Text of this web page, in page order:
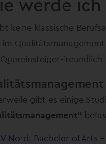
werde
keine klassische
freundlich.
gibt es einige
Nord: Bachelor of Arts